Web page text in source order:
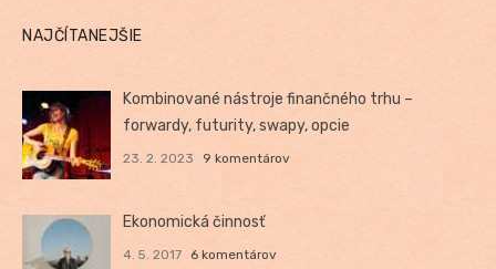
NAJČÍTANEJŠIE
Kombinované nástroje finančného trhu –
forwardy, futurity, swapy, opcie
23. 2. 2023 9 komentárov
Ekonomická činnosť
4. 5. 2017 6 komentárov